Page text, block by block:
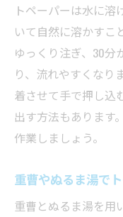
トペーパーは水に
いて自然に溶かすこ
ゆっくり注ぎ、30分
り、流れやすくなり
着させて手で押し込
出す方法もあります
作業しましょう。
重曹やぬるま湯で
重曹とぬるま湯を用